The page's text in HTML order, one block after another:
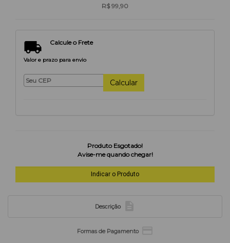
R$ 99,90
 Calcule o Frete
Valor e prazo para envio
Calcular
Produto Esgotado!
Avise-me quando chegar!
Descrição
Formas de Pagamento